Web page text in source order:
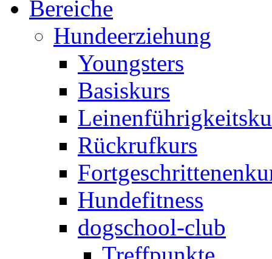
Bereiche
Hundeerziehung
Youngsters
Basiskurs
Rückrufkurs
Hundefitness
dogschool-club